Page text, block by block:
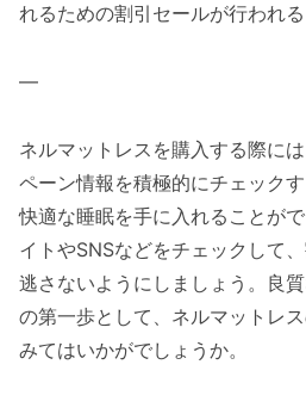
れるための割引セールが行われる
—
ネルマットレスを購入する際に
ペーン情報を積極的にチェック
快適な睡眠を手に入れることが
イトやSNSなどをチェックして
逃さないようにしましょう。良
の第一歩として、ネルマットレ
みてはいかがでしょうか。